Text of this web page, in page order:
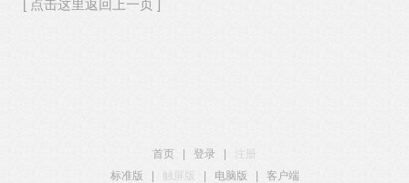
[ 点击这里返回上一页 ]
首页 登录
注册
标准版
触屏版 电脑版
客户端